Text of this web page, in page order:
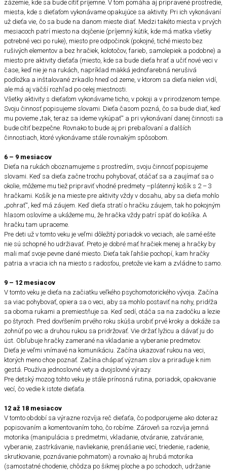
zázemie, kde sa bude cítiť príjemne. V tom pomáha aj pripravené prostredie,
miesta, kde s dieťaťom vykonávame opakujúce sa aktivity. Pri ich vykonávaní
už dieťa vie, čo sa bude na danom mieste diať. Medzi takéto miesta v prvých
mesiacoch patrí miesto na dojčenie (príjemný kútik, kde má matka všetky
potrebné veci po ruke), miesto pre odpočinok (pokojné, tiché miesto bez
rušivých elementov a bez hračiek, kolotočov, farieb, samolepiek a podobne) a
miesto pre aktivity dieťaťa (miesto, kde sa bude dieťa hrať a učiť nové veci v
čase, keď nie je na rukách, napríklad mäkká jednofarebná nerušivá
podložka a inštalované zrkadlo hneď od zeme, v ktorom sa dieťa nielen vidí,
ale má aj väčší rozhľad po celej miestnosti.
Všetky aktivity s dieťaťom vykonávame ticho, v pokoji a v prirodzenom tempe.
Svoju činnosť popisujeme slovami. Dieťa časom pozná, čo sa bude diať, keď
mu povieme „tak, teraz sa ideme vykúpať“ a pri vykonávaní danej činnosti sa
bude cítiť bezpečne. Rovnako to bude aj pri prebaľovaní a ďalších
činnostiach, ktoré vykonávame stále rovnakým spôsobom.
6 – 9 mesiacov
Dieťa na rukách oboznamujeme s prostredím, svoju činnosť popisujeme
slovami. Keď sa dieťa začne trochu pohybovať, otáčať sa a zaujímať sa o
okolie, môžeme mu tiež pripraviť vhodné predmety –plátenný košík s 2 – 3
hračkami. Košík je na mieste pre aktivity vždy v dosahu, aby sa dieťa mohlo
„pohrať“, keď má záujem. Keď dieťa stratí o hračku záujem, tak ho pokojným
hlasom oslovíme a ukážeme mu, že hračka vždy patrí späť do košíka. A
hračku tam upraceme.
Pre deti už v tomto veku je veľmi dôležitý poriadok vo veciach, ale samé ešte
nie sú schopné ho udržiavať. Preto je dobré mať hračiek menej a hračky by
mali mať svoje pevne dané miesto. Dieťa tak ľahšie pochopí, kam hračky
patria a vracia ich na miesto s radosťou, pretože vie kam a zvládne to samo.
9 – 12 mesiacov
V tomto veku je dieťa na začiatku veľkého psychomotorického vývoja. Začína
sa viac pohybovať, opiera sa o veci, aby sa mohlo postaviť na nohy, pridŕža
sa oboma rukami a premiestňuje sa. Keď sedí, otáča sa na zadočku a lezie
po štyroch. Pred dovŕšením prvého roku skúša urobiť prvé kroky a dokáže sa
zohnúť po vec a druhou rukou sa pridržovať. Vie držať lyžicu a dávať ju do
úst. Obľubuje hračky zamerané na vkladanie a vyberanie predmetov.
Dieťa je veľmi vnímavé na komunikáciu. Začína ukazovať rukou na veci,
ktorých meno chce poznať. Začína chápať význam slov a priraďuje k nim
gestá. Používa jednoslovné vety a dvojslovné výrazy.
Pre detský mozog tohto veku je stále prínosná rutina, poriadok, opakovanie
vecí, čo vedie k istote dieťaťa.
12 až 18 mesiacov
V tomto období sa výrazne rozvíja reč dieťaťa, čo podporujeme ako doteraz
popisovaním a komentovaním toho, čo robíme. Zároveň sa rozvíja jemná
motorika (manipulácia s predmetmi, vkladanie, otváranie, zatváranie,
vyberanie, zastrkávanie, navliekanie, prenášanie vecí, triedenie, radenie,
skrutkovanie, poznávanie pohmatom) a rovnako aj hrubá motorika
(samostatné chodenie, chôdza po šikmej ploche a po schodoch, udržanie